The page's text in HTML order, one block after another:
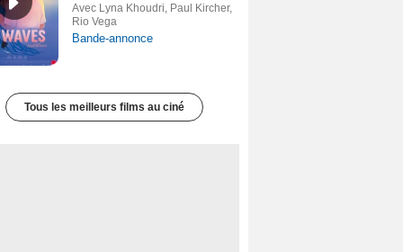
Avec Lyna Khoudri, Paul Kircher,
Rio Vega
Bande-annonce
Tous les meilleurs films au ciné